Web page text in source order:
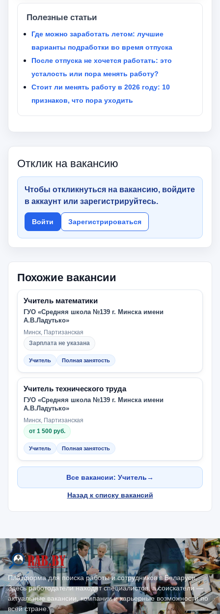
Полезные статьи
Где можно заработать летом: лучшие
варианты подработки во время отпуска
После отпуска не хочется работать: это
усталость или пора менять работу?
Стоит ли менять работу в 2026 году: 10
признаков, что пора уходить
Отклик на вакансию
Чтобы откликнуться на вакансию, войдите
в аккаунт или зарегистрируйтесь.
Войти Зарегистрироваться
Похожие вакансии
Учитель математики
ГУО «Средняя школа №139 г. Минска имени
А.В.Ладутько»
Минск, Партизанская
Зарплата не указана
Учитель Полная занятость
Учитель технического труда
ГУО «Средняя школа №139 г. Минска имени
А.В.Ладутько»
Минск, Партизанская
от 1 500 руб.
Учитель Полная занятость
Все вакансии: Учитель→
Назад к списку вакансий
Платформа для поиска работы и сотрудников в Беларуси.
Здесь работодатели находят специалистов, а соискатели —
актуальные вакансии, компании и карьерные возможности по
всей стране.